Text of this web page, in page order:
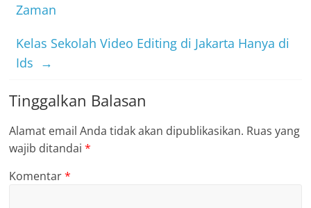
Zaman
Kelas Sekolah Video Editing di Jakarta Hanya di
Ids →
Tinggalkan Balasan
Alamat email Anda tidak akan dipublikasikan. Ruas yang
wajib ditandai*
Komentar*